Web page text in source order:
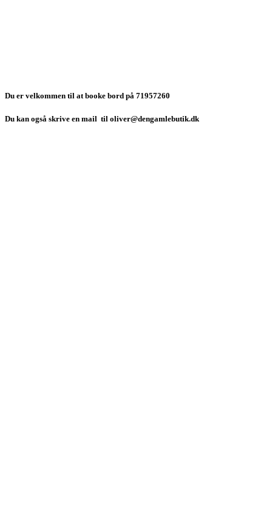
Du er velkommen til at booke bord på 71957260
Du kan også skrive en mail til oliver@dengamlebutik.dk